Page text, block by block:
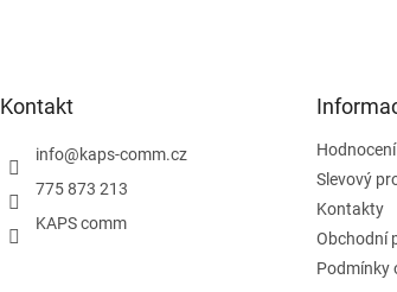
Kontakt
info@kaps-comm.cz
775 873 213
KAPS comm
Slevový
Kontakty
Obchodní
Podmínky